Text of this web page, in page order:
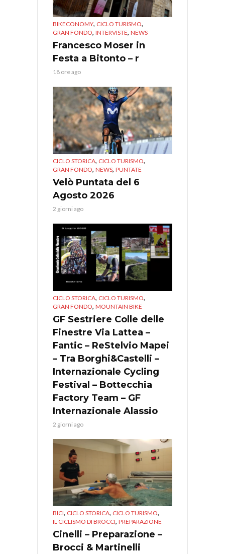
BIKECONOMY, CICLO TURISMO,
GRAN FONDO, INTERVISTE, NEWS
Francesco Moser in
Festa a Bitonto – r
18 ore ago
CICLO STORICA, CICLO TURISMO,
GRAN FONDO, NEWS, PUNTATE
Velò Puntata del 6
Agosto 2026
2 giorni ago
CICLO STORICA, CICLO TURISMO,
GRAN FONDO, MOUNTAIN BIKE
GF Sestriere Colle delle
Finestre Via Lattea –
Fantic – ReStelvio Mapei
– Tra Borghi&Castelli –
Internazionale Cycling
Festival – Bottecchia
Factory Team – GF
Internazionale Alassio
2 giorni ago
BICI, CICLO STORICA, CICLO TURISMO,
IL CICLISMO DI BROCCI, PREPARAZIONE
Cinelli – Preparazione –
Brocci & Martinelli